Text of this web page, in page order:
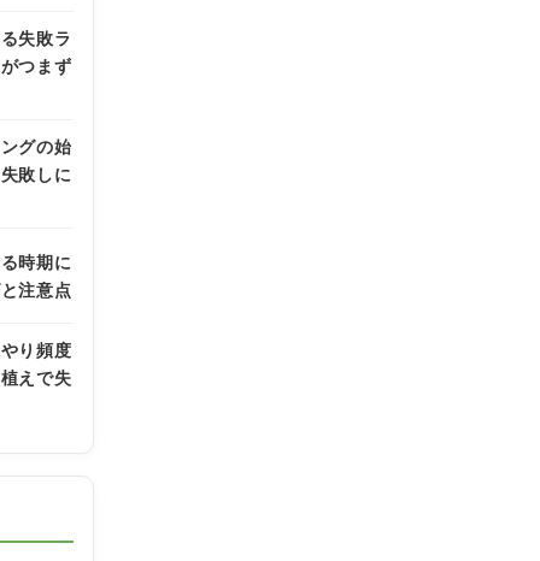
失敗ラ
つまず
グの始
敗しに
時期に
注意点
り頻度
えで失